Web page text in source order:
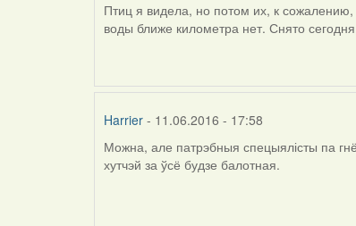
Птиц я видела, но потом их, к
воды ближе километра нет. Снято
Harrier - 11.06.2016 - 17:58
Можна, але патрэбныя спецыялісты па
хутчэй за ўсё будзе балотная.